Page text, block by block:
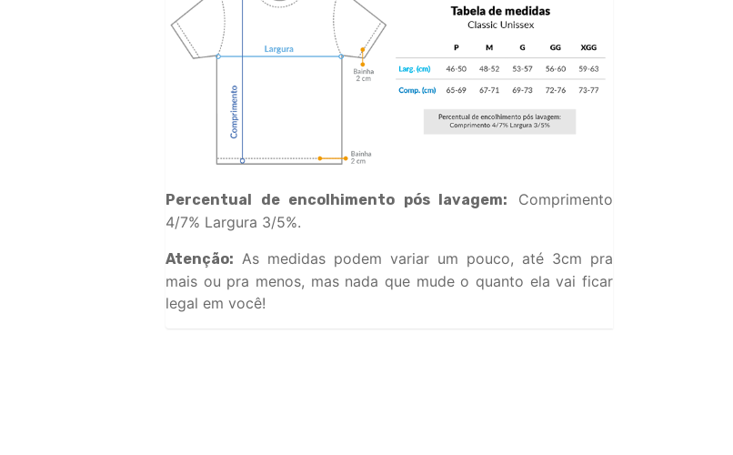
Percentual de encolhimento pós lavagem:
Comprimento
4/7% Largura 3/5%.
Atenção: As medidas podem variar um pouco, até 3cm pra
mais ou pra menos, mas nada que mude o quanto ela vai ficar
legal em você!